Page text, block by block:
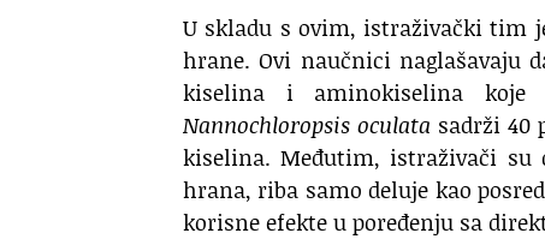
U skladu s ovim, istraživački tim
hrane. Ovi naučnici naglašavaju
kiselina i aminokiselina koje
Nannochloropsis oculata sadrži 40
kiselina. Međutim, istraživači
hrana, riba samo deluje kao
korisne efekte u poređenju sa